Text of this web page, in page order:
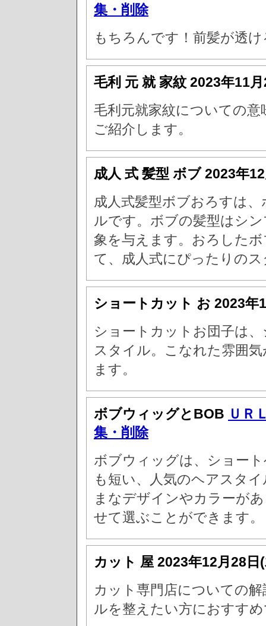
集・削除
もちろんです！前髪が透
毛利 元 就 家紋2023年11
毛利元就家紋についての
ご紹介します。
成人 式 髪型 ボブ2023年
成人式髪型ボブおろすは
ルです。ボブの髪型はシ
象を与えます。おろした
て、成人式にぴったりの
ショートカット お 2023年
ショートカットお団子は
スタイル。こなれた雰囲
ます。
ボブウィッグとBOB ＵＲ
集・削除
ボブウィッグは、ショー
も短い、人気のヘアスタ
まなデザインやカラーが
せて選ぶことができます。
カット 屋 2023年12月28
カット専門店についての
ルを整えたい方におすす